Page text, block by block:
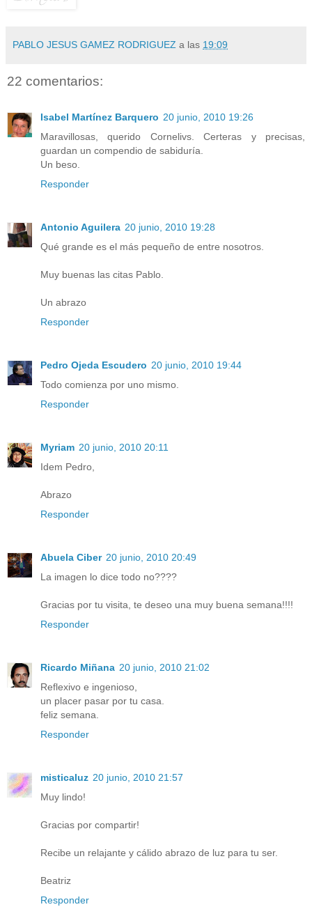
PABLO JESUS GAMEZ RODRIGUEZ a las 19:09
22 comentarios:
Isabel Martínez Barquero 20 junio, 2010 19:26
Maravillosas, querido Cornelivs. Certeras y precisas,
guardan un compendio de sabiduría.
Un beso.
Responder
Antonio Aguilera 20 junio, 2010 19:28
Qué grande es el más pequeño de entre nosotros.
Muy buenas las citas Pablo.
Un abrazo
Responder
Pedro Ojeda Escudero 20 junio, 2010 19:44
Todo comienza por uno mismo.
Responder
Myriam 20 junio, 2010 20:11
Idem Pedro,
Abrazo
Responder
Abuela Ciber 20 junio, 2010 20:49
La imagen lo dice todo no????
Gracias por tu visita, te deseo una muy buena semana!!!!
Responder
Ricardo Miñana 20 junio, 2010 21:02
Reflexivo e ingenioso,
un placer pasar por tu casa.
feliz semana.
Responder
misticaluz 20 junio, 2010 21:57
Muy lindo!
Gracias por compartir!
Recibe un relajante y cálido abrazo de luz para tu ser.
Beatriz
Responder